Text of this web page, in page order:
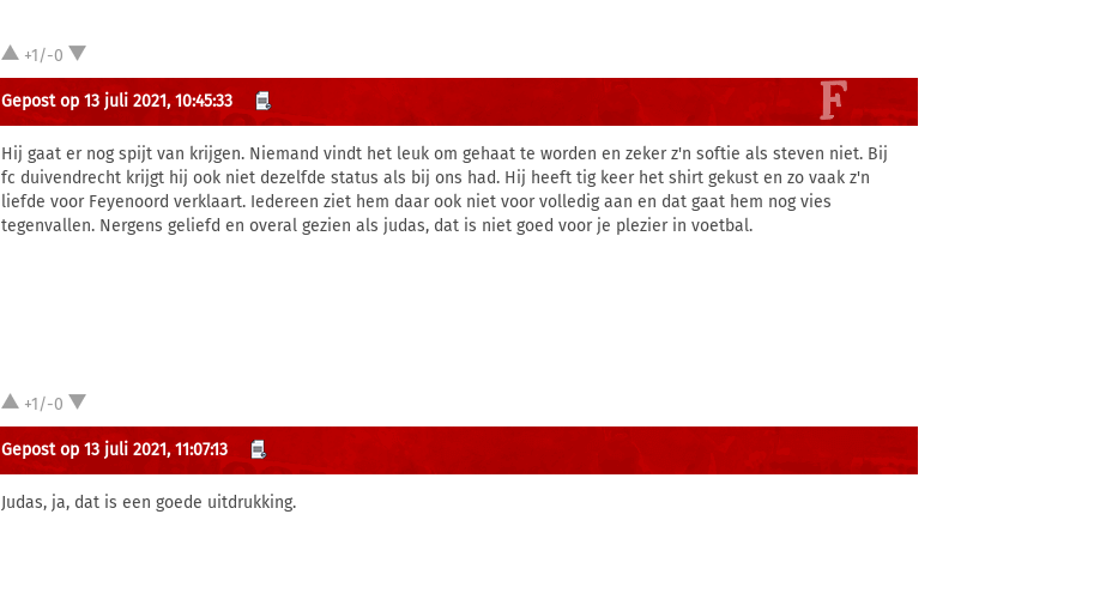
+1/-0
Gepost op 13 juli 2021, 10:45:33
Hij gaat er nog spijt van krijgen. Niemand vindt het leuk om gehaat te worden en zeker z'n softie als steven niet. Bij
fc duivendrecht krijgt hij ook niet dezelfde status als bij ons had. Hij heeft tig keer het shirt gekust en zo vaak z'n
liefde voor Feyenoord verklaart. Iedereen ziet hem daar ook niet voor volledig aan en dat gaat hem nog vies
tegenvallen. Nergens geliefd en overal gezien als judas, dat is niet goed voor je plezier in voetbal.
+1/-0
Gepost op 13 juli 2021, 11:07:13
Judas, ja, dat is een goede uitdrukking.